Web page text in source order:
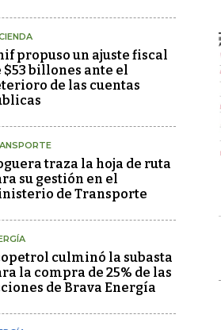
propuso un ajuste fiscal
$53 billones ante el
de las cuentas
traza la hoja de ruta
su gestión en el
de Transporte
culminó la subasta
la compra de 25% de las
de Brava Energía